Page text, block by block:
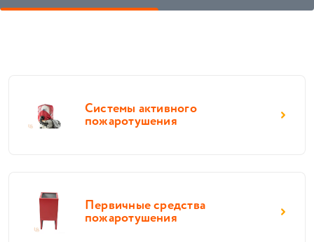
Системы активного
пожаротушения
Первичные средства
пожаротушения